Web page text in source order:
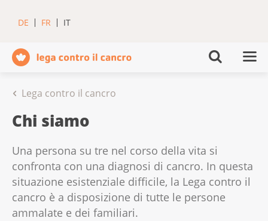
DE FR IT
Lega contro il cancro
Chi siamo
Una persona su tre nel corso della vita si
confronta con una diagnosi di cancro. In questa
situazione esistenziale difficile, la Lega contro il
cancro è a disposizione di tutte le persone
ammalate e dei familiari.